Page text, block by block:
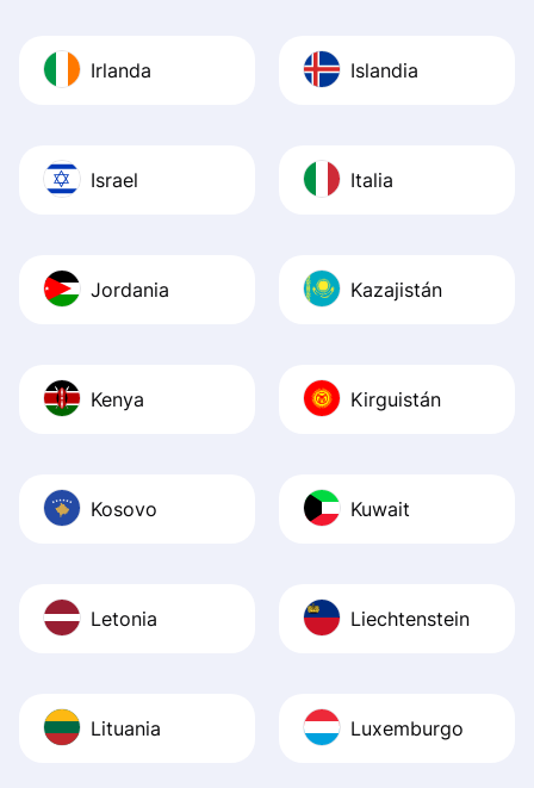
Irlanda Islandia
Israel Italia
Jordania Kazajistán
Kenya Kirguistán
Kosovo Kuwait
Letonia Liechtenstein
Lituania Luxemburgo